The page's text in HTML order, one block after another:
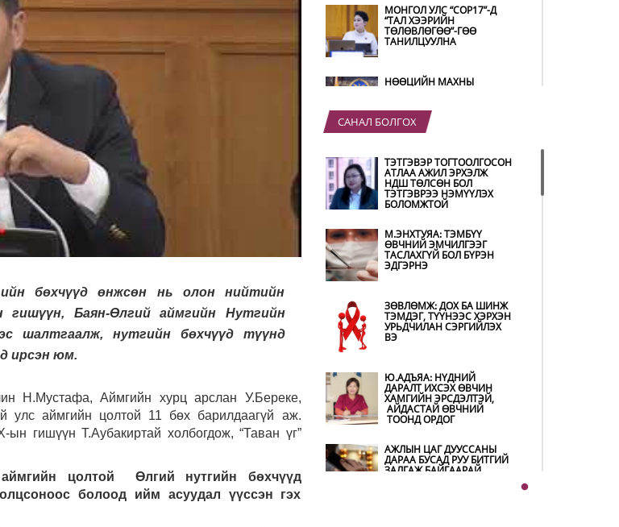
бөхчүүд өнжсөн нь олон нийтийн
Баян-Өлгий аймгийн Нутгийн
шалтгаалж, нутгийн бөхчүүд түүнд
ирсэн юм.
Н.Мустафа, Аймгийн хурц арслан У.Береке,
улс аймгийн цолтой 11 бөх барилдаагүй аж.
гишүүн Т.Аубакиртай холбогдож, “Таван үг”
цолтой Өлгий нутгийн бөхчүүд
болоод ийм асуудал үүссэн гэх
МОНГОЛ УЛС “COP17”-Д
“ТАЛ ХЭЭРИЙН
ТӨЛӨВЛӨГӨӨ”-ГӨӨ
ТАНИЛЦУУЛНА
НӨӨЦИЙН МАХНЫ
ИЛ ТОД БОЛГОНО
ХЭМНЭЛТИЙН ГОРИМД
ШИЛЖИЖ, НАЙР НААДАМ,
ЗӨВЛӨГӨӨН, ГАДААД
ТОМИЛОЛТЫГ
ХОРИГЛОЛОО
АВТОБЕНЗИН, ДИЗЕЛЬ
ТҮЛШНИЙ ОНЦГОЙ АЛБАН
ТАТВАРЫГ ТЭГЛЭЛЭЭ
ХЭТ ХАЛУУН ӨДРҮҮД
ҮРГЭЛЖЛЭХ УЧРААС
НАРШИХГҮЙ БАЙХЫГ
ЗӨВЛӨВ
KHARKHORUM 360°
ФЕСТИВАЛЬ 8-Р САРЫН
22-23-НД ТӨВ ЦЭНГЭЛДЭХ
ХҮРЭЭЛЭНД БОЛНО
COP17 ХУРЛЫН БЭЛТГЭЛ
АЖИЛ 90 ХУВИЙН
ГҮЙЦЭТГЭЛТЭЙ БАЙНА
САНАЛ БОЛГОХ
ТЭТГЭВЭР ТОГТООЛГОСОН
АТЛАА АЖИЛ ЭРХЭЛЖ
НДШ ТӨЛСӨН БОЛ
ТЭТГЭВРЭЭ НЭМҮҮЛЭХ
БОЛОМЖТОЙ
М.ЭНХТУЯА: ТЭМБҮҮ
ӨВЧНИЙ ЭМЧИЛГЭЭГ
ТАСЛАХГҮЙ БОЛ БҮРЭН
ЭДГЭРНЭ
ЗӨВЛӨМЖ: ДОХ БА ШИНЖ
ТЭМДЭГ, ТҮҮНЭЭС ХЭРХЭН
УРЬДЧИЛАН СЭРГИЙЛЭХ
ВЭ
Ю.АДЪЯА: НҮДНИЙ
ДАРАЛТ ИХСЭХ ӨВЧИН
ХАМГИЙН ЭРСДЭЛТЭЙ,
АЙДАСТАЙ ӨВЧНИЙ
ТООНД ОРДОГ
АЖЛЫН ЦАГ ДУУССАНЫ
ДАРАА БУСАД РУУ БИТГИЙ
ЗАЛГАЖ БАЙГААРАЙ